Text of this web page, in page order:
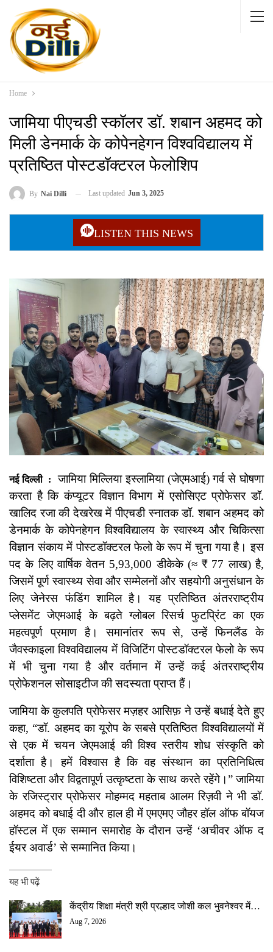
Home
जामिया पीएचडी स्कॉलर डॉ. शबान अहमद को
मिली डेनमार्क के कोपेनहेगन विश्वविद्यालय में
प्रतिष्ठित पोस्टडॉक्टरल फेलोशिप
By Nai Dilli Last updated Jun 3, 2025
LISTEN THIS NEWS
नई दिल्ली :
जामिया मिल्लिया इस्लामिया (जेएमआई) गर्व से घोषणा
करता है कि कंप्यूटर विज्ञान विभाग में एसोसिएट प्रोफेसर डॉ.
खालिद रजा की देखरेख में पीएचडी स्नातक डॉ. शबान अहमद को
डेनमार्क के कोपेनहेगन विश्वविद्यालय के स्वास्थ्य और चिकित्सा
विज्ञान संकाय में पोस्टडॉक्टरल फेलो के रूप में चुना गया है। इस
पद के लिए वार्षिक वेतन 5,93,000 डीकेके (≈ ₹ 77 लाख) है,
जिसमें पूर्ण स्वास्थ्य सेवा और सम्मेलनों और सहयोगी अनुसंधान के
लिए जेनेरस फंडिंग शामिल है। यह प्रतिष्ठित अंतरराष्ट्रीय
प्लेसमेंट जेएमआई के बढ़ते ग्लोबल रिसर्च फुटप्रिंट का एक
महत्वपूर्ण प्रमाण है। समानांतर रूप से, उन्हें फिनलैंड के
जैवस्काइला विश्वविद्यालय में विजिटिंग पोस्टडॉक्टरल फेलो के रूप
में भी चुना गया है और वर्तमान में उन्हें कई अंतरराष्ट्रीय
प्रोफेशनल सोसाइटीज की सदस्यता प्राप्त हैं।
जामिया के कुलपति प्रोफेसर मज़हर आसिफ़ ने उन्हें बधाई देते हुए
कहा, “डॉ. अहमद का यूरोप के सबसे प्रतिष्ठित विश्वविद्यालयों में
से एक में चयन जेएमआई की विश्व स्तरीय शोध संस्कृति को
दर्शाता है। हमें विश्वास है कि वह संस्थान का प्रतिनिधित्व
विशिष्टता और विद्वतापूर्ण उत्कृष्टता के साथ करते रहेंगे।” जामिया
के रजिस्ट्रार प्रोफेसर मोहम्मद महताब आलम रिज़वी ने भी डॉ.
अहमद को बधाई दी और हाल ही में एमएमए जौहर हॉल ऑफ बॉयज
हॉस्टल में एक सम्मान समारोह के दौरान उन्हें ‘अचीवर ऑफ द
ईयर अवार्ड’ से सम्मानित किया।
यह भी पढ़ें
केंद्रीय शिक्षा मंत्री श्री प्रल्हाद जोशी कल भुवनेश्वर में…
Aug 7, 2026